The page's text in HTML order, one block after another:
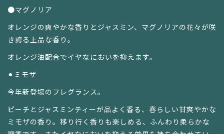
●マグノリア
オレンジの爽やかな香りとジャスミン、マグノリアの花々が咲
き誇る上品な香り。
オレンジ油配合でイヤなにおいを抑えます。
⚫︎ミモザ
今年新登場のフレグランス。
ピーチとジャスミンティーが品よく香る、春らしい甘爽やかな
ミモザの香り。移り行く香りも楽しめる、ふんわり柔らかな